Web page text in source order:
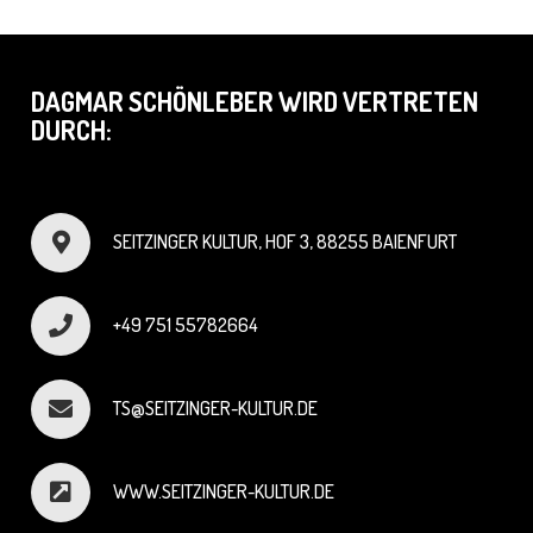
DAGMAR SCHÖNLEBER WIRD VERTRETEN
DURCH:
SEITZINGER KULTUR, HOF 3, 88255 BAIENFURT
+49 751 55782664
TS@SEITZINGER-KULTUR.DE
WWW.SEITZINGER-KULTUR.DE